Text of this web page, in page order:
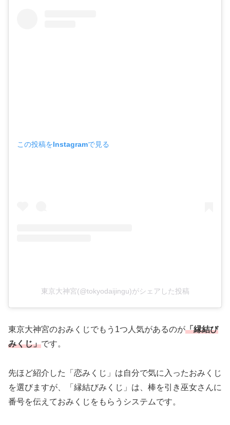
この投稿をInstagramで見る
東京大神宮(@tokyodaijingu)がシェアした投稿
東京大神宮のおみくじでもう1つ人気があるのが「縁結び
みくじ」です。
先ほど紹介した「恋みくじ」は自分で気に入ったおみくじ
を選びますが、「縁結びみくじ」は、棒を引き巫女さんに
番号を伝えておみくじをもらうシステムです。